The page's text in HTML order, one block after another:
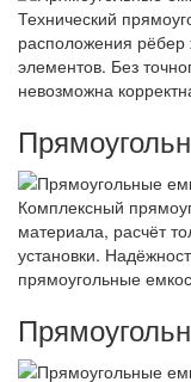
Технический
расположения рёбер
элементов. Без
невозможна
Комплексный
материала, расчёт
установки.
прямоугольные